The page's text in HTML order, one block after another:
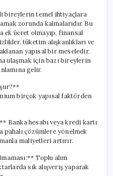
bireylerin temel ihtiyaçlara
zorunda kalmalarıdır. Bu
ek ücret olmayıp, finansal
tüketim alışkanlıkları ve
yapısal bir meseledir.
ulaşmak için bazı bireylerin
gelir.
birçok yapısal faktörden
Banka hesabı veya kredi kartı
pahalı çözümlere yönelmek
maliyetleri artırır.
Toplu alım
sık alışveriş yaparak